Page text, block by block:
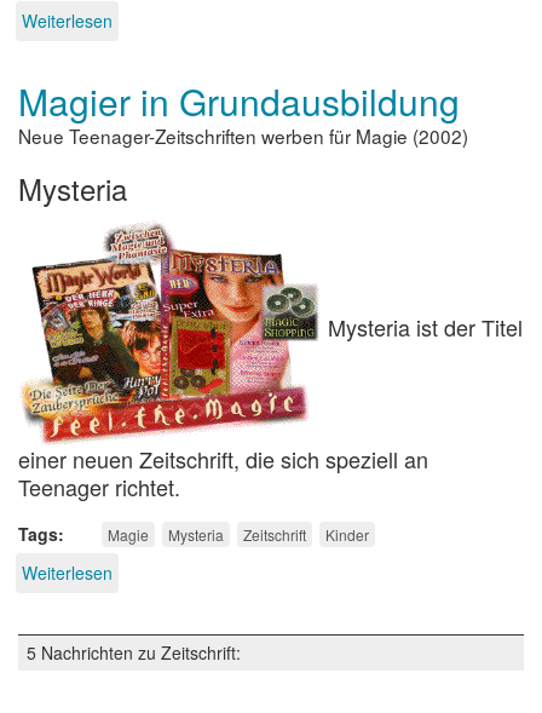
Weiterlesen
Magier in Grundausbildung
Neue Teenager-Zeitschriften werben für Magie (2002)
Mysteria
Mysteria ist der Titel
einer neuen Zeitschrift, die sich speziell an
Teenager richtet.
Tags Magie Mysteria Zeitschrift Kinder
Weiterlesen
Grundausbildung
5 Nachrichten zu Zeitschrift: